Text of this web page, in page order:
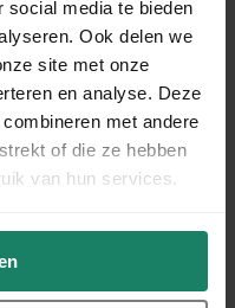
social media te bieden
Ook delen we
site met onze
en analyse. Deze
met andere
of die ze hebben
van hun services.